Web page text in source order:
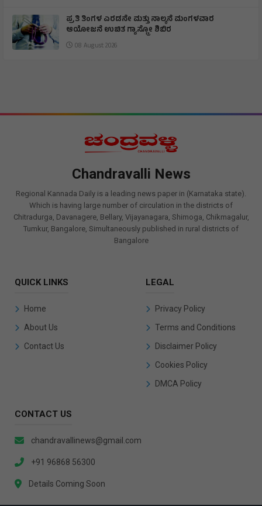
ಪ್ರತಿ ತಿಂಗಳ ಎರಡನೇ ಮತ್ತು ನಾಲ್ಕನೆ ಮಂಗಳವಾರ
ಆಯೋಜನೆ ಉಚಿತ ಗ್ಯಾಸ್ಟ್ರೋ ಶಿಬಿರ
08 August 2026
Chandravalli News
Regional Kannada Daily is a leading news paper in (Karnataka state).
Which is having large number of circulation in the districts of
Chitradurga, Davanagere, Bellary, Vijayanagara, Shimoga, Chikmagalur,
Tumkur, Bangalore, Simultaneously published in rural districts of
Bangalore
QUICK LINKS
Home
About Us
Contact Us
LEGAL
Privacy Policy
Terms and Conditions
Disclaimer Policy
Cookies Policy
DMCA Policy
CONTACT US
chandravallinews@gmail.com
+91 96868 56300
Details Coming Soon